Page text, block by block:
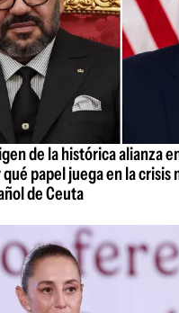
de la histórica alianza
papel juega en la
de Ceuta